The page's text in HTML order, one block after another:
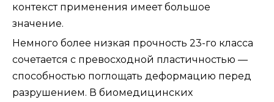
контекст применения имеет большое
значение.
Немного более низкая прочность 23-го класса
сочетается с превосходной пластичностью —
способностью поглощать деформацию перед
разрушением. В биомедицинских